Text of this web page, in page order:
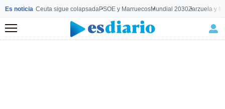
Es noticia Ceuta sigue colapsadaPSOE y MarruecosMundial 2030Zarzuela y
Menú